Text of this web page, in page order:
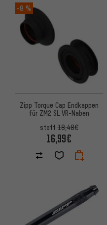
-8 %
Zipp Torque Cap Endkappen
für ZM2 SL VR-Naben
statt18,48€
16,99€